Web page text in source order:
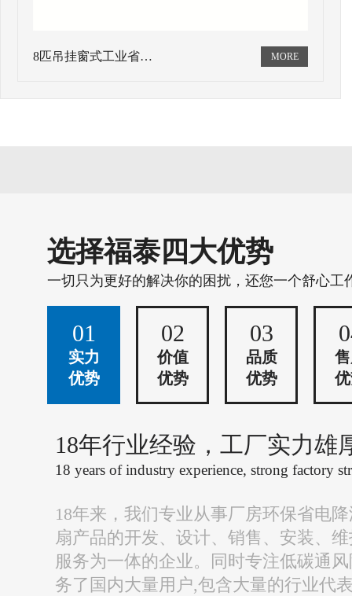
8匹吊挂窗式工业省…
选择福泰四大优势
一切只为更好的解决你的困扰，还您一个舒心工
01
实力
优势
02
价值
优势
03
品质
优势
18年行业经验，工厂实力雄
18 years of industry experience, strong factory
18年来，我们专业从事厂房环保省电
扇产品的开发、设计、销售、安装、
服务为一体的企业。同时专注低碳通
务了国内大量用户,包含大量的行业代